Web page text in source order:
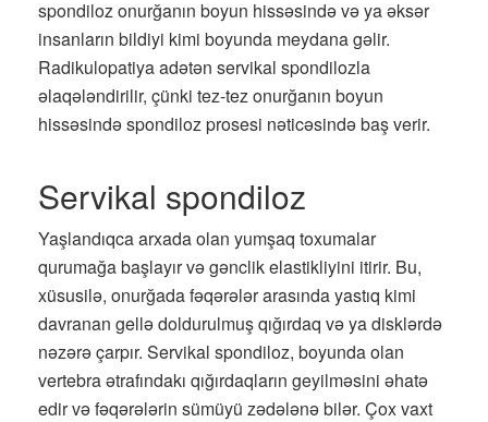
spondiloz onurğanın boyun hissəsində və ya əksər
insanların bildiyi kimi boyunda meydana gəlir.
Radikulopatiya adətən servikal spondilozla
əlaqələndirilir, çünki tez-tez onurğanın boyun
hissəsində spondiloz prosesi nəticəsində baş verir.
Servikal spondiloz
Yaşlandıqca arxada olan yumşaq toxumalar
qurumağa başlayır və gənclik elastikliyini itirir. Bu,
xüsusilə, onurğada fəqərələr arasında yastıq kimi
davranan gellə doldurulmuş qığırdaq və ya disklərdə
nəzərə çarpır. Servikal spondiloz, boyunda olan
vertebra ətrafındakı qığırdaqların geyilməsini əhatə
edir və fəqərələrin sümüyü zədələnə bilər. Çox vaxt